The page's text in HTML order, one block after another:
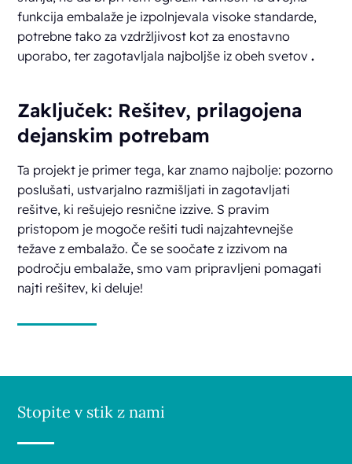
funkcija embalaže je izpolnjevala visoke standarde,
potrebne tako za vzdržljivost kot za enostavno
uporabo, ter zagotavljala najboljše iz obeh svetov.
Zaključek: Rešitev, prilagojena
dejanskim potrebam
Ta projekt je primer tega, kar znamo najbolje: pozorno
poslušati, ustvarjalno razmišljati in zagotavljati
rešitve, ki rešujejo resnične izzive. S pravim
pristopom je mogoče rešiti tudi najzahtevnejše
težave z embalažo. Če se soočate z izzivom na
področju embalaže, smo vam pripravljeni pomagati
najti rešitev, ki deluje!
Stopite v stik z nami